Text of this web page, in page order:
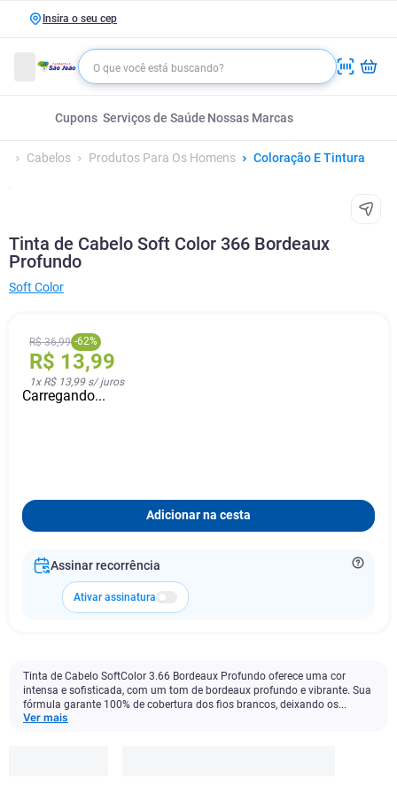
Insira o seu cep
Cupons Serviços de Saúde Nossas Marcas
Cabelos Produtos Para Os Homens Coloração E Tintura
Tinta de Cabelo Soft Color 366 Bordeaux
Profundo
Soft Color
R$ 36,99 -62%
R$ 13,99
1x R$ 13,99s/ juros
Carregando...
Adicionar na cesta
Assinar recorrência
Ativar assinatura
Tinta de Cabelo SoftColor 3.66 Bordeaux Profundo oferece uma cor
intensa e sofisticada, com um tom de bordeaux profundo e vibrante. Sua
fórmula garante 100% de cobertura dos fios brancos, deixando os...
Ver mais